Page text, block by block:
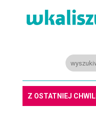
Z OSTATNIEJ CHWILI